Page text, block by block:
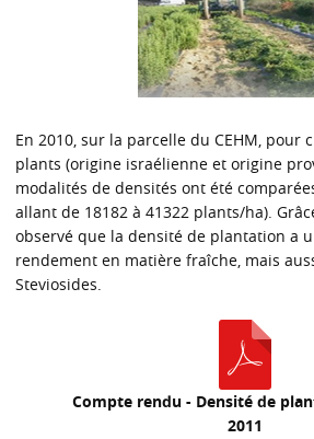
En 2010, sur la parcelle du CEHM, pour
plants (origine israélienne et origine
modalités de densités ont été
allant de 18182 à 41322 plants/ha).
observé que la densité de plantation a
rendement en matière fraîche, mais
Steviosides.
Compte rendu - Densité de
2011